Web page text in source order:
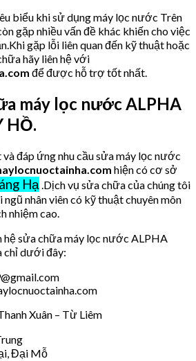
biểu khi sử dụng máy lọc nước Trên
gặp nhiều vấn đề khác khiến cho việc
gặp lỗi liên quan đến kỹ thuật hoặc
hãy liên hệ với
để được hỗ trợ tốt nhất.
máy lọc nước ALPHA
HỒ.
đáp ứng nhu cầu sửa máy lọc nước
hiện có cơ sở
Hạ .Dịch vụ sửa chữa của chúng tôi
nhân viên có kỹ thuật chuyên môn
nhiệm cao.
hệ sửa chữa máy lọc nước ALPHA
chỉ dưới đây:
Xuân – Từ Liêm
Đại Mỗ